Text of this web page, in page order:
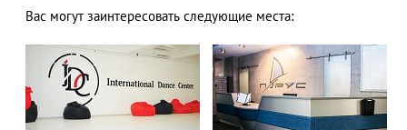
Вас могут заинтересовать следующие места: